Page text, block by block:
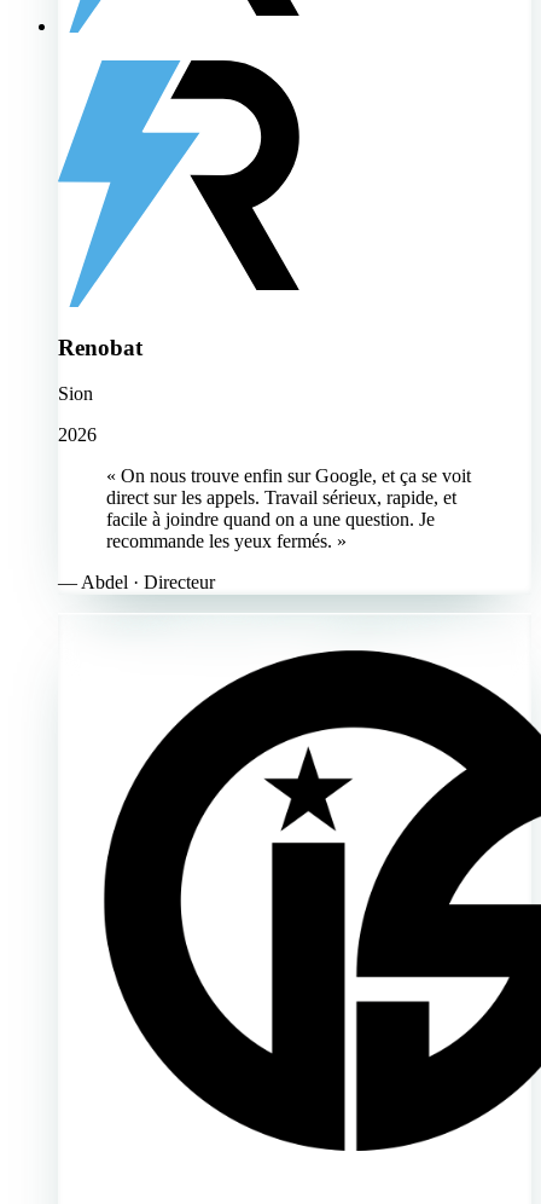
Renobat
Sion
2026
« On nous trouve enfin sur Google, et ça se voit
direct sur les appels. Travail sérieux, rapide, et
facile à joindre quand on a une question. Je
recommande les yeux fermés. »
— Abdel · Directeur